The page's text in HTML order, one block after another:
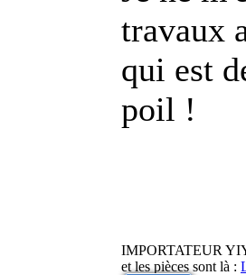
travaux
qui est
poil !
IMPORTATEUR
et les pièces sont là :